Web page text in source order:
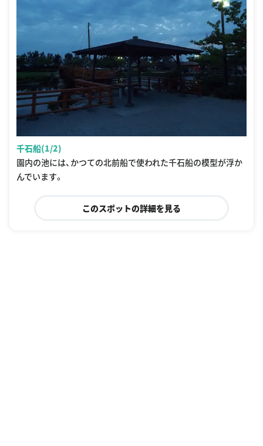
千石船(1/2)
園内の池には、かつての北前船で使われた千石船の模型が浮か
んでいます。
このスポットの詳細を見る